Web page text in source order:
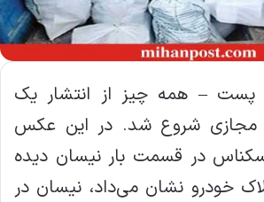
پست – همه چیز از انتشار یک
شروع شد. در این عکس
در قسمت بار نیسان دیده
خودرو نشان می‌داد، نیسان در